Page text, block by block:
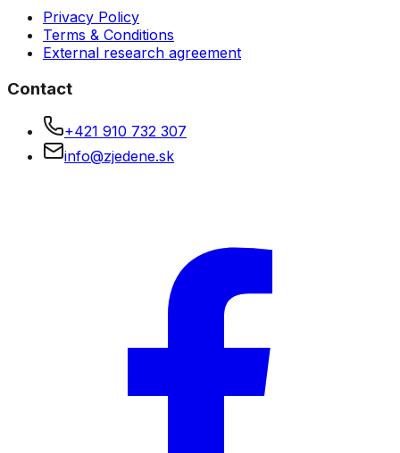
Privacy Policy
Terms & Conditions
External research agreement
Contact
+421 910 732 307
info@zjedene.sk